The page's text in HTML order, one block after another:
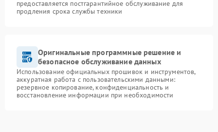
предоставляется постгарантийное обслуживание для
продления срока службы техники
Оригинальные программные решение и
безопасное обслуживание данных
Использование официальных прошивок и инструментов,
аккуратная работа с пользовательскими данными:
резервное копирование, конфиденциальность и
восстановление информации при необходимости